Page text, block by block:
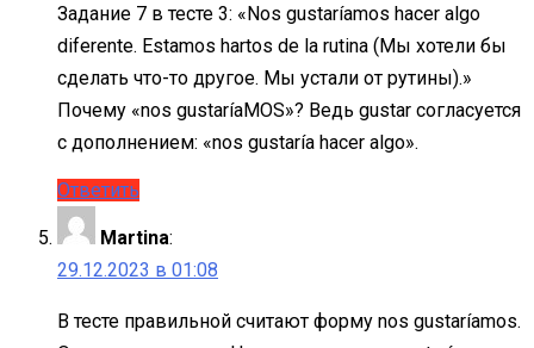
Задание 7 в тесте 3: «Nos gustaríamos hacer algo
diferente. Estamos hartos de la rutina (Мы хотели бы
сделать что-то другое. Мы устали от рутины).»
Почему «nos gustaríaMOS»? Ведь gustar согласуется
с дополнением: «nos gustaría hacer algo».
Ответить
Martina:
29.12.2023 в 01:08
В тесте правильной считают форму nos gustaríamos.